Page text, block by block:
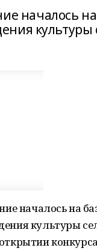
началось
началось на
культуры